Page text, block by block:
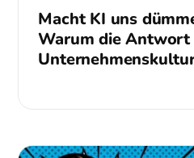
Macht KI uns
Warum die Antwort